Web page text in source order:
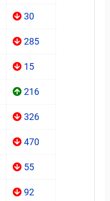
30
285
15
216
326
470
55
92